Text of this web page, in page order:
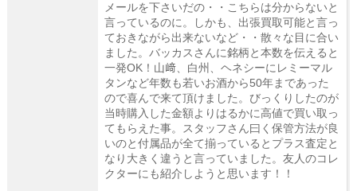
メールを下さいだの・・こちらは分からないと
言っているのに。しかも、出張買取可能と言っ
ておきながら出来ないなど・・散々な目に合い
ました。バッカスさんに銘柄と本数を伝えると
一発OK！山﨑、白州、ヘネシーにレミーマル
タンなど年数も若いお酒から50年まであった
ので喜んで来て頂けました。びっくりしたのが
当時購入した金額よりはるかに高値で買い取っ
てもらえた事。スタッフさん曰く保管方法が良
いのと付属品が全て揃っているとプラス査定と
なり大きく違うと言っていました。友人のコレ
クターにも紹介しようと思います！！